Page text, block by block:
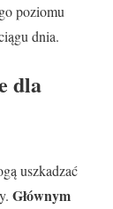
poziomu
dnia.
dla
uszkadzać
Głównym